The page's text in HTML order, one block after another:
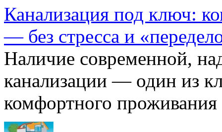
Канализация под ключ:
— без стресса и
Наличие современной,
канализации — один из
комфортного проживания